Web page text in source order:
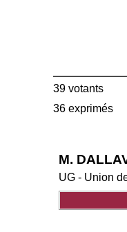
39 votants
36 exprimés
M.
UG - Union